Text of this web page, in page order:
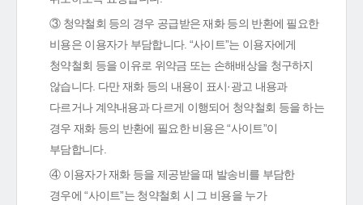
③ 청약철회 등의 경우 공급받은 재화 등의 반환에 필요한
비용은 이용자가 부담합니다. “사이트”는 이용자에게
청약철회 등을 이유로 위약금 또는 손해배상을 청구하지
않습니다. 다만 재화 등의 내용이 표시·광고 내용과
다르거나 계약내용과 다르게 이행되어 청약철회 등을 하는
경우 재화 등의 반환에 필요한 비용은 “사이트”이
부담합니다.
④ 이용자가 재화 등을 제공받을 때 발송비를 부담한
경우에 “사이트”는 청약철회 시 그 비용을 누가